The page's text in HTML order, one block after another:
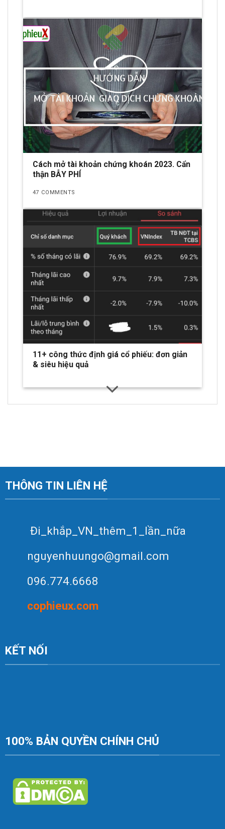
Cách mở tài khoản chứng khoán 2023. Cẩn
thận BẪY PHÍ
47 COMMENTS
11+ công thức định giá cổ phiếu: đơn giản
& siêu hiệu quả
THÔNG TIN LIÊN HỆ
Đi_khắp_VN_thêm_1_lần_nữa
nguyenhuungo@gmail.com
096.774.6668
cophieux.com
KẾT NỐI
100% BẢN QUYỀN CHÍNH CHỦ